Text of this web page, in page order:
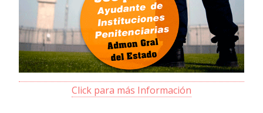
Click para más Información